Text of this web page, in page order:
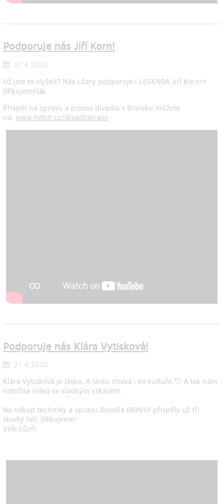
Podporuje nás Jiří Korn!
27.4.2020
Už jste to slyšeli? Nás Lůzry podporuje i LEGENDA Jiří Korn!⭐️
Děkujeme!🙏
Přispět na opravu a provoz divadla v Braníku můžete
na: www.hithit.cz/divadlobravo
Podporuje nás Klára Vytisková!
21.4.2020
Klára Vytisková je láska. A lásku chová i ke kultuře.💘 A tak nám
natočila video se sladkým vzkazem.
Na nákup techniky a opravu Divadla BRAVO! přispěly už tři
stovky lidí. Děkujeme!
Vaši Lůzři